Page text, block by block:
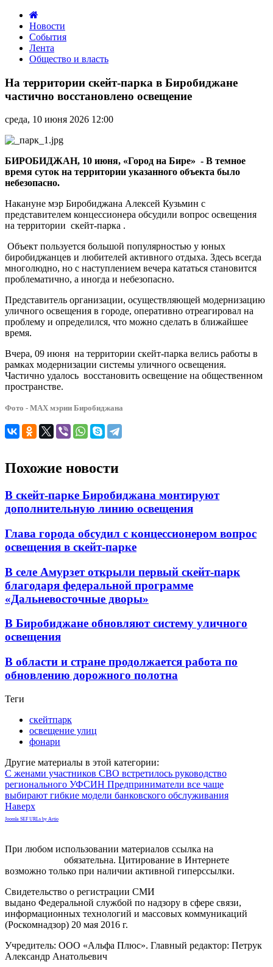
Новости
События
Лента
Общество и власть
территории
скейт-
парка
Биробиджане
частично
восстановлено
освещение
На территории скейт-парка в Биробиджане
частично восстановлено освещение
среда, 10 июня 2026 12:00
БИРОБИДЖАН, 10 июня, «Город на Бире» - В темное
время суток на территории указанного объекта было
небезопасно.
Накануне мэр Биробиджана Алексей Кузьмин с
представителем концессионера обсудили вопрос освещения
на территории скейт-парка .
Объект пользуется большой популярностью у юных
биробиджанцев и любителей активного отдыха. Здесь всегда
многолюдно, но с наступлением вечера кататься становится
проблематично, а иногда и небезопасно.
Представитель организации, осуществляющей модернизацию
уличного освещения в городе, оперативно отреагировал на
проблему и определился, что можно сделать в ближайшее
время.
Вчера, 09 июня на территории скейт-парка велись работы в
рамках модернизации системы уличного освещения.
Частично удалось восстановить освещение на общественном
пространстве.
Фото - МАХ мэрии Биробиджана
Похожие новости
В скейт-парке Биробиджана монтируют
дополнительную линию освещения
Глава города обсудил с концессионером вопрос
освещения в скейт-парке
В селе Амурзет открыли первый скейт-парк
благодаря федеральной программе
«Дальневосточные дворы»
В Биробиджане обновляют систему уличного
освещения
В области и стране продолжается работа по
обновлению дорожного полотна
Теги
скейтпарк
освещение улиц
фонари
Другие материалы в этой категории:
С женами участников СВО встретилось руководство
регионального УФСИН Предприниматели все чаще
выбирают гибкие модели банковского обслуживания
Наверх
Joomla SEF URLs by Artio
При любом использовании материалов ссылка на
обязательна. Цитирование в Интернете
возможно только при наличии активной гиперссылки.
Свидетельство о регистрации СМИ
выдано Федеральной службой по надзору в сфере связи,
информационных технологий и массовых коммуникаций
(Роскомнадзор) 20 мая 2016 г.
Учредитель: ООО «Альфа Плюс». Главный редактор: Петрук
Александр Анатольевич